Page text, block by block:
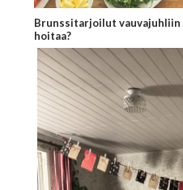
Brunssitarjoilut vauvajuhliin
hoitaa?